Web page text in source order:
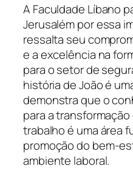
A Faculdade Líbano
Jerusalém por essa
ressalta seu
e a excelência na
para o setor de
história de João é
demonstra que o
para a
trabalho é uma área
promoção do bem-
ambiente laboral.